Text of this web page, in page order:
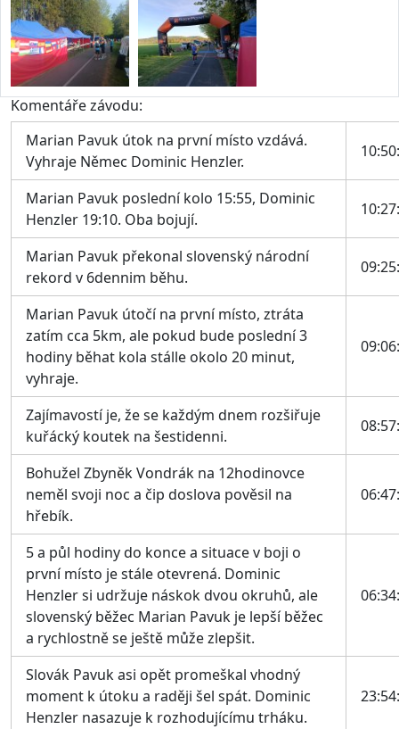
Komentáře závodu:
Marian Pavuk útok na první místo vzdává.
Vyhraje Němec Dominic Henzler.
Marian Pavuk poslední kolo 15:55, Dominic
Henzler 19:10. Oba bojují.
Marian Pavuk překonal slovenský národní
rekord v 6dennim běhu.
Marian Pavuk útočí na první místo, ztráta
zatím cca 5km, ale pokud bude poslední 3
hodiny běhat kola stálle okolo 20 minut,
vyhraje.
Zajímavostí je, že se každým dnem rozšiřuje
kuřácký koutek na šestidenni.
Bohužel Zbyněk Vondrák na 12hodinovce
neměl svoji noc a čip doslova pověsil na
hřebík.
5 a půl hodiny do konce a situace v boji o
první místo je stále otevrená. Dominic
Henzler si udržuje náskok dvou okruhů, ale
slovenský běžec Marian Pavuk je lepší běžec
a rychlostně se ještě může zlepšit.
Slovák Pavuk asi opět promeškal vhodný
moment k útoku a raději šel spát. Dominic
Henzler nasazuje k rozhodujícímu trháku.